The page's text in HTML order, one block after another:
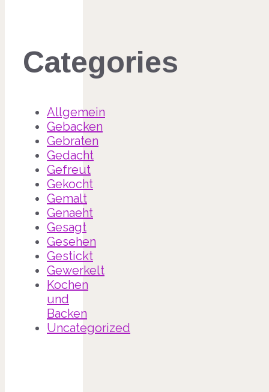
Categories
Allgemein
Gebacken
Gebraten
Gedacht
Gefreut
Gekocht
Gemalt
Genaeht
Gesagt
Gesehen
Gestickt
Gewerkelt
Kochen
und
Backen
Uncategorized